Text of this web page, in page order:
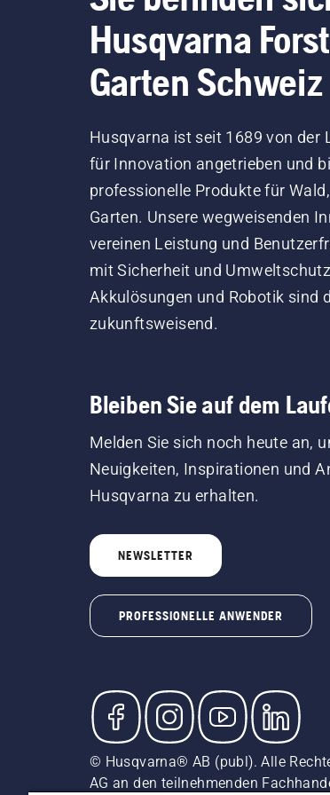
Husqvarna
Garten Schweiz
Husqvarna ist seit 1689 von der
für Innovation angetrieben und
professionelle Produkte für
Garten. Unsere wegweisenden
vereinen Leistung und
mit Sicherheit und
Akkulösungen und Robotik sind
zukunftsweisend.
Bleiben Sie auf dem
Melden Sie sich noch heute an,
Neuigkeiten, Inspirationen und
Husqvarna zu erhalten.
NEWSLETTER
PROFESSIONELLE ANWENDER
© Husqvarna® AB (publ). Alle
AG an den teilnehmenden